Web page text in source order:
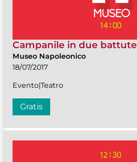
Campanile in due battute
Museo Napoleonico
18/07/2017
Evento|Teatro
Gratis